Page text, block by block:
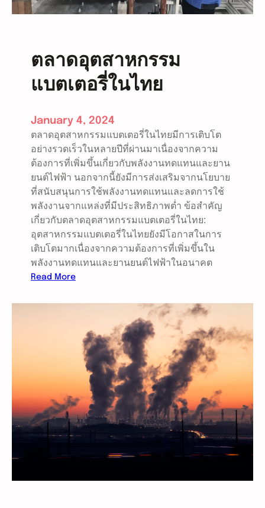
ก
ข
อ
ท
ย
แ
ล
ะ
โ
ล
ก
ตลาดอุตสาหกรรม
แบตเตอรี่ในไทย
January 4, 2024
ตลาดอุตสาหกรรมแบตเตอรี่ในไทยมีการเติบโต
อย่างรวดเร็วในหลายปีที่ผ่านมาเนื่องจากความ
ต้องการที่เพิ่มขึ้นเกี่ยวกับพลังงานทดแทนและยาน
ยนต์ไฟฟ้า นอกจากนี้ยังมีการส่งเสริมจากนโยบาย
ที่สนับสนุนการใช้พลังงานทดแทนและลดการใช้
พลังงานจากแหล่งที่มีประสิทธิภาพต่ำ ข้อสำคัญ
เกี่ยวกับตลาดอุตสาหกรรมแบตเตอรี่ในไทย:
อุตสาหกรรมแบตเตอรี่ในไทยยังมีโอกาสในการ
เติบโตมากเนื่องจากความต้องการที่เพิ่มขึ้นใน
พลังงานทดแทนและยานยนต์ไฟฟ้าในอนาคต
Read More:
ล
ห
ก